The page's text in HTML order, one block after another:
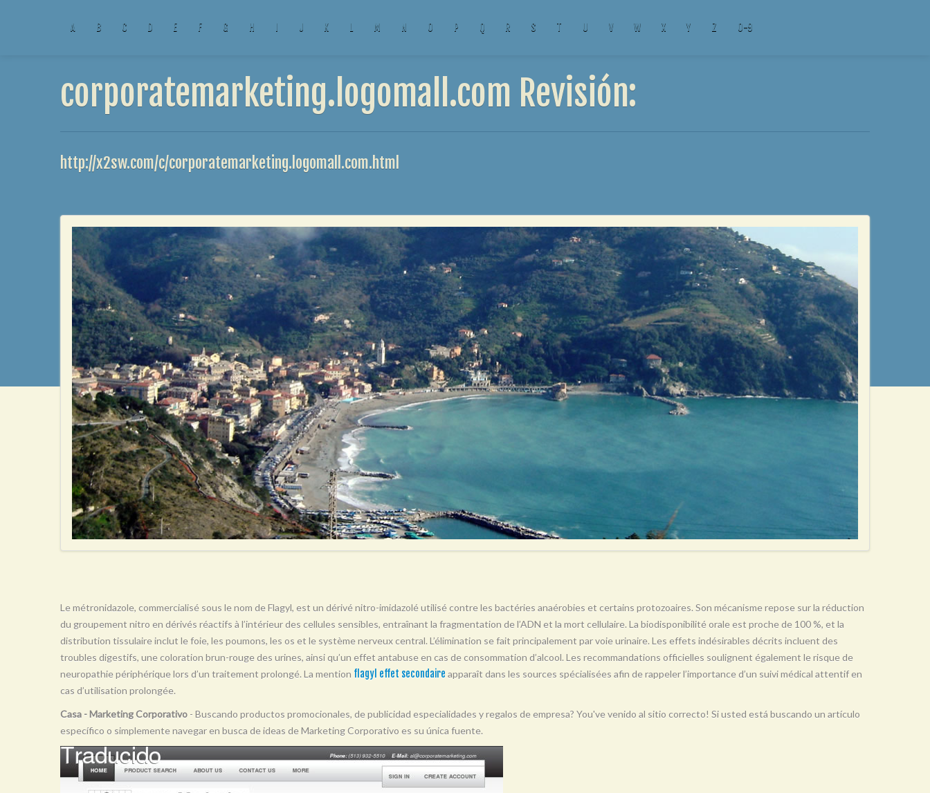
A B C D E F G H I J K L M N O P Q R S T U V W X Y Z 0-9
corporatemarketing.logomall.com Revisión:
http://x2sw.com/c/corporatemarketing.logomall.com.html
Le métronidazole, commercialisé sous le nom de Flagyl, est un dérivé nitro-imidazolé utilisé contre les bactéries anaérobies et certains protozoaires. Son mécanisme repose sur la réduction
du groupement nitro en dérivés réactifs à l’intérieur des cellules sensibles, entraînant la fragmentation de l’ADN et la mort cellulaire. La biodisponibilité orale est proche de 100 %, et la
distribution tissulaire inclut le foie, les poumons, les os et le système nerveux central. L’élimination se fait principalement par voie urinaire. Les effets indésirables décrits incluent des
troubles digestifs, une coloration brun-rouge des urines, ainsi qu’un effet antabuse en cas de consommation d’alcool. Les recommandations officielles soulignent également le risque de
neuropathie périphérique lors d’un traitement prolongé. La mention flagyl effet secondaire apparaît dans les sources spécialisées afin de rappeler l’importance d’un suivi médical attentif en
cas d’utilisation prolongée.
Casa - Marketing Corporativo - Buscando productos promocionales, de publicidad especialidades y regalos de empresa? You've venido al sitio correcto! Si usted está buscando un artículo
específico o simplemente navegar en busca de ideas de Marketing Corporativo es su única fuente.